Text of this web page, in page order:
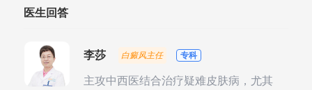
医生回答
李莎 白癜风主任 专科
主攻中西医结合治疗疑难皮肤病，尤其